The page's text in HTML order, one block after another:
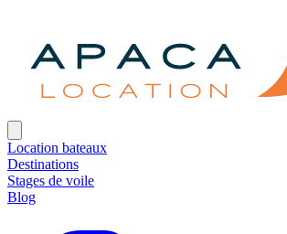
Location bateaux
Destinations
Stages de voile
Blog